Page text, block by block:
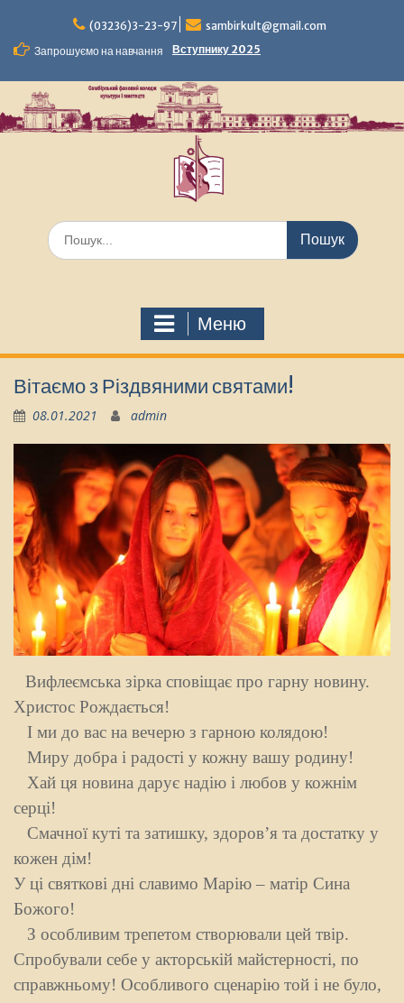
вмісту
(03236)3-23-97
sambirkult@gmail.com
Запрошуємо на навчання
Вступнику 2025
Шукати:
Меню
Вітаємо з Різдвяними святами!
08.01.2021 admin
Вифлеємська зірка сповіщає про гарну новину.
Христос Рождається!
І ми до вас на вечерю з гарною колядою!
Миру добра і радості у кожну вашу родину!
Хай ця новина дарує надію і любов у кожнім
серці!
Смачної куті та затишку, здоров’я та достатку у
кожен дім!
У ці святкові дні славимо Марію – матір Сина
Божого!
З особливим трепетом створювали цей твір.
Спробували себе у акторській майстерності, по
справжньому! Особливого сценарію той і не було,